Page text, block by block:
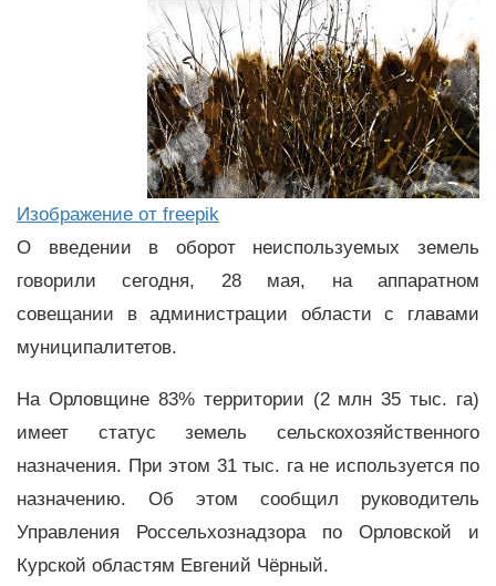
Изображение от freepik
О введении в оборот неиспользуемых земель
говорили сегодня, 28 мая, на аппаратном
совещании в администрации области с главами
муниципалитетов.
На Орловщине 83% территории (2 млн 35 тыс. га)
имеет статус земель сельскохозяйственного
назначения. При этом 31 тыс. га не используется по
назначению. Об этом сообщил руководитель
Управления Россельхознадзора по Орловской и
Курской областям Евгений Чёрный.